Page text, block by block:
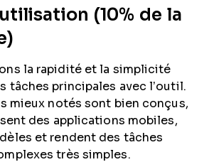
(10% de la
la rapidité et la simplicité
tâches principales avec l’outil.
mieux notés sont bien conçus,
des applications mobiles,
et rendent des tâches
très simples.